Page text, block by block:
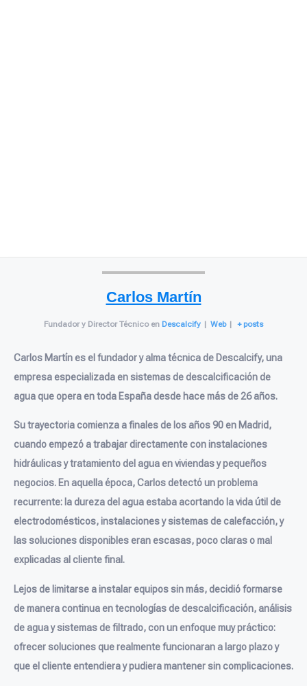
Carlos Martín
Fundador y Director Técnico en Descalcify | Web | + posts
Carlos Martín es el fundador y alma técnica de Descalcify, una
empresa especializada en sistemas de descalcificación de
agua que opera en toda España desde hace más de 26 años.
Su trayectoria comienza a finales de los años 90 en Madrid,
cuando empezó a trabajar directamente con instalaciones
hidráulicas y tratamiento del agua en viviendas y pequeños
negocios. En aquella época, Carlos detectó un problema
recurrente: la dureza del agua estaba acortando la vida útil de
electrodomésticos, instalaciones y sistemas de calefacción, y
las soluciones disponibles eran escasas, poco claras o mal
explicadas al cliente final.
Lejos de limitarse a instalar equipos sin más, decidió formarse
de manera continua en tecnologías de descalcificación, análisis
de agua y sistemas de filtrado, con un enfoque muy práctico:
ofrecer soluciones que realmente funcionaran a largo plazo y
que el cliente entendiera y pudiera mantener sin complicaciones.